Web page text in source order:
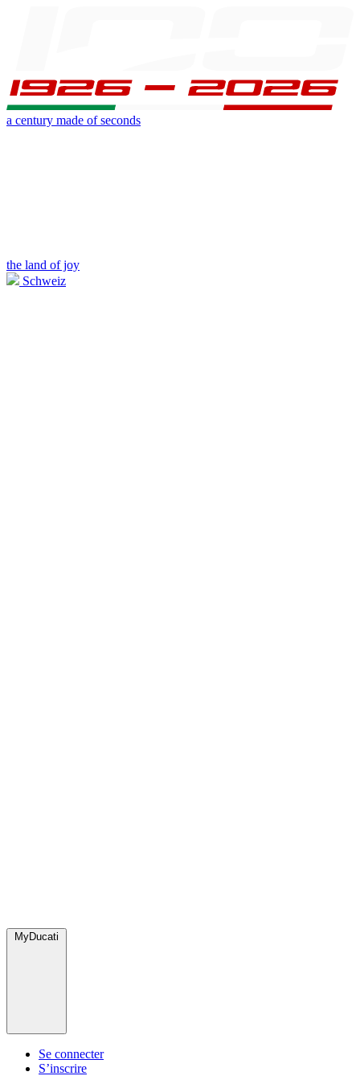
a century made of seconds
the land of joy
Schweiz
MyDucati
Se connecter
S’inscrire